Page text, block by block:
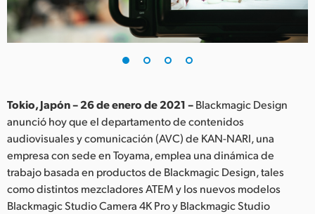
Germany
Italy
Japan
Korea
Mexico
Tokio, Japón – 26 de enero de 2021 –Blackmagic Design
anunció hoy que el departamento de contenidos
audiovisuales y comunicación (AVC) de KAN-NARI, una
empresa con sede en Toyama, emplea una dinámica de
trabajo basada en productos de Blackmagic Design, tales
como distintos mezcladores ATEM y los nuevos modelos
Blackmagic Studio Camera 4K Pro y Blackmagic Studio